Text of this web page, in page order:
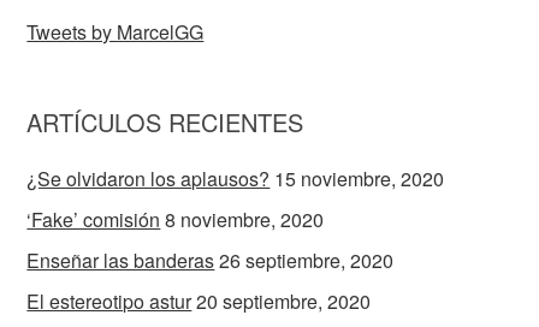
Tweets by MarcelGG
ARTÍCULOS RECIENTES
¿Se olvidaron los aplausos? 15 noviembre, 2020
‘Fake’ comisión 8 noviembre, 2020
Enseñar las banderas26 septiembre, 2020
El estereotipo astur20 septiembre, 2020